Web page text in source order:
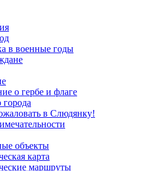
в военные годы
о гербе и флаге
города
в Слюдянку!
объекты
карта
маршруты